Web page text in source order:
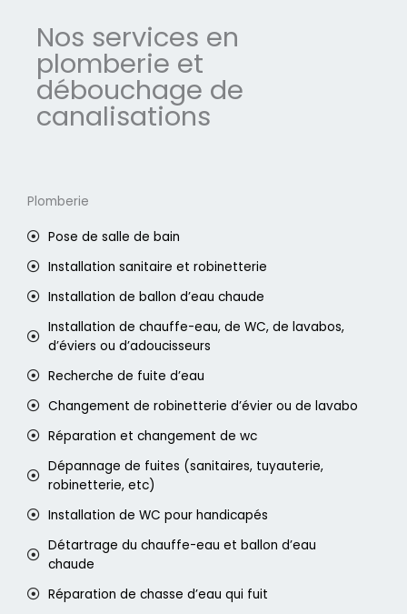
Nos services en
plomberie et
débouchage de
canalisations
Plomberie
Pose de salle de bain
Installation sanitaire et robinetterie
Installation de ballon d’eau chaude
Installation de chauffe-eau, de WC, de lavabos,
d’éviers ou d’adoucisseurs
Recherche de fuite d’eau
Changement de robinetterie d’évier ou de lavabo
Réparation et changement de wc
Dépannage de fuites (sanitaires, tuyauterie,
robinetterie, etc)
Installation de WC pour handicapés
Détartrage du chauffe-eau et ballon d’eau
chaude
Réparation de chasse d’eau qui fuit